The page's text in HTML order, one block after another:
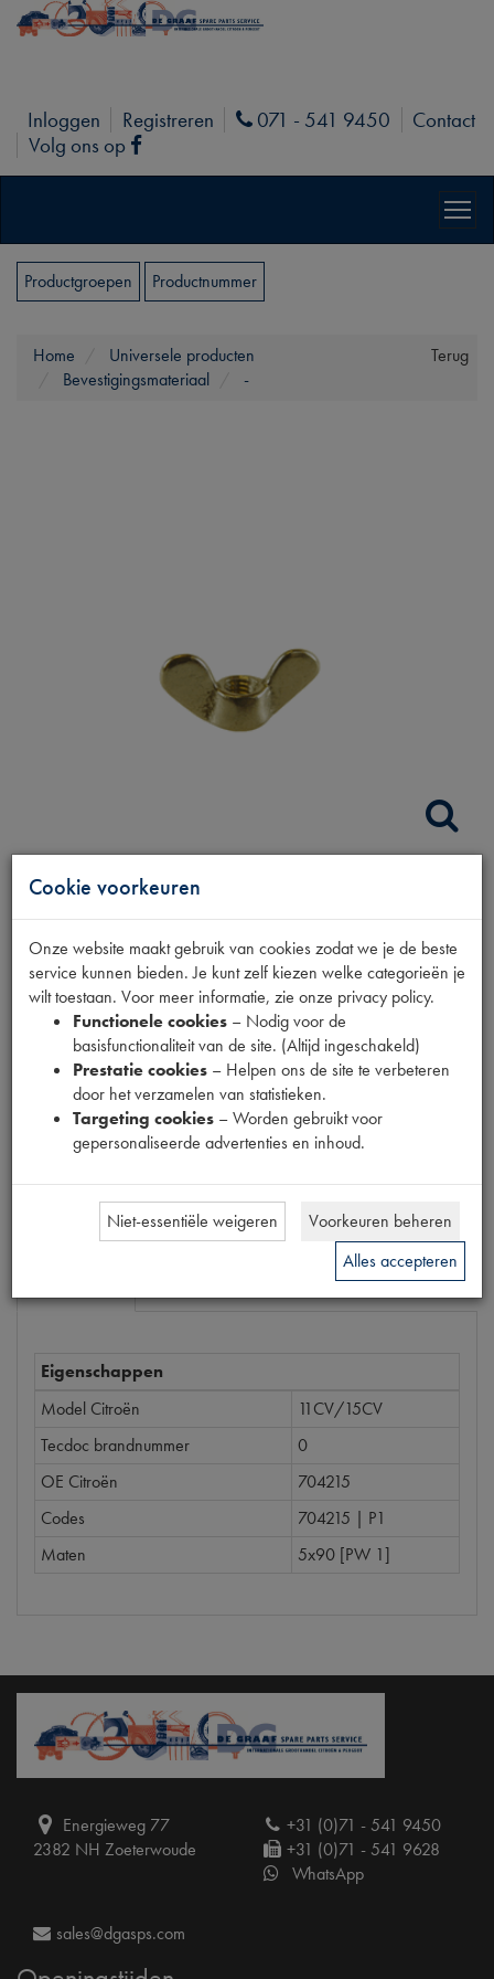
Inloggen Registreren Phone
071 - 541 9450
Contact
Volg ons op
Facebook
Productgroepen Productnummer
Terug
Home
Universele producten
Bevestigingsmateriaal
-
VLEUGELMOER
LICHTSCHAKELAAR
Productnummer
6880063
2,72 (€2,25excl. btw)
Eigenschappen
Model Citroën
11CV/15CV
Tecdoc brandnummer
0
OE Citroën
704215
Codes
704215 | P1
Maten
5x90 [PW 1]
Energieweg 77
2382 NH Zoeterwoude
+31 (0)71 - 541 9450
+31 (0)71 - 541 9628
WhatsApp
sales@dgasps.com
Cookie voorkeuren
Onze website maakt gebruik van cookies zodat we je de beste
service kunnen bieden. Je kunt zelf kiezen welke categorieën je
wilt toestaan. Voor meer informatie, zie onze privacy policy.
Functionele cookies – Nodig voor de
basisfunctionaliteit van de site. (Altijd ingeschakeld)
Prestatie cookies – Helpen ons de site te verbeteren
door het verzamelen van statistieken.
Targeting cookies – Worden gebruikt voor
gepersonaliseerde advertenties en inhoud.
Niet-essentiële weigeren
Voorkeuren beheren
Alles accepteren